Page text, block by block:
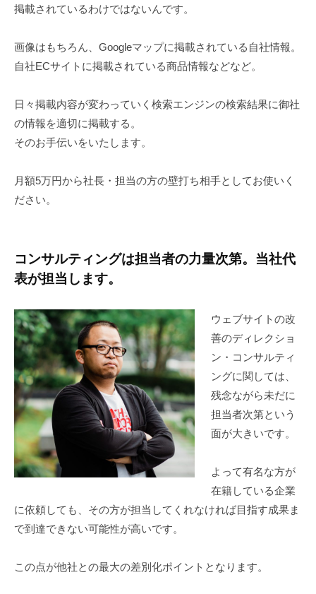
掲載されているわけではないんです。
画像はもちろん、Googleマップに掲載されている自社情報。
自社ECサイトに掲載されている商品情報などなど。
日々掲載内容が変わっていく検索エンジンの検索結果に御社
の情報を適切に掲載する。
そのお手伝いをいたします。
月額5万円から社長・担当の方の壁打ち相手としてお使いく
ださい。
コンサルティングは担当者の力量次第。当社代
表が担当します。
ウェブサイトの改
善のディレクショ
ン・コンサルティ
ングに関しては、
残念ながら未だに
担当者次第という
面が大きいです。
よって有名な方が
在籍している企業
に依頼しても、その方が担当してくれなければ目指す成果ま
で到達できない可能性が高いです。
この点が他社との最大の差別化ポイントとなります。